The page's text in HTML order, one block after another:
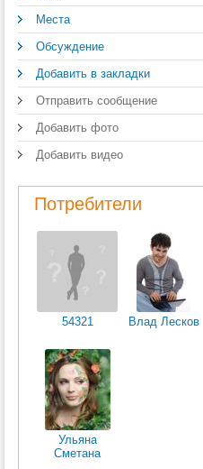
Места
Обсуждение
Добавить в закладки
Отправить сообщение
Добавить фото
Добавить видео
Потребители
54321 Влад Лесков
Ульяна
Сметана